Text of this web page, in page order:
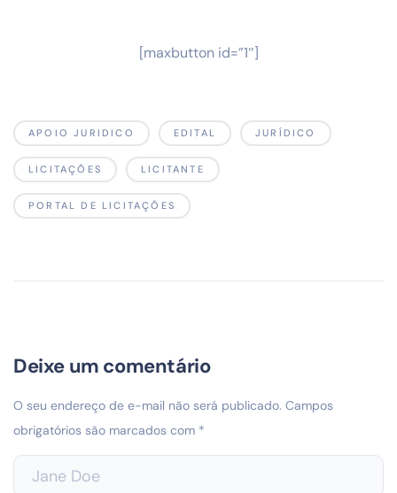
[maxbutton id=”1″]
APOIO JURIDICO EDITAL JURÍDICO
LICITAÇÕES LICITANTE
PORTAL DE LICITAÇÕES
Deixe um comentário
O seu endereço de e-mail não será publicado. Campos
obrigatórios são marcados com *